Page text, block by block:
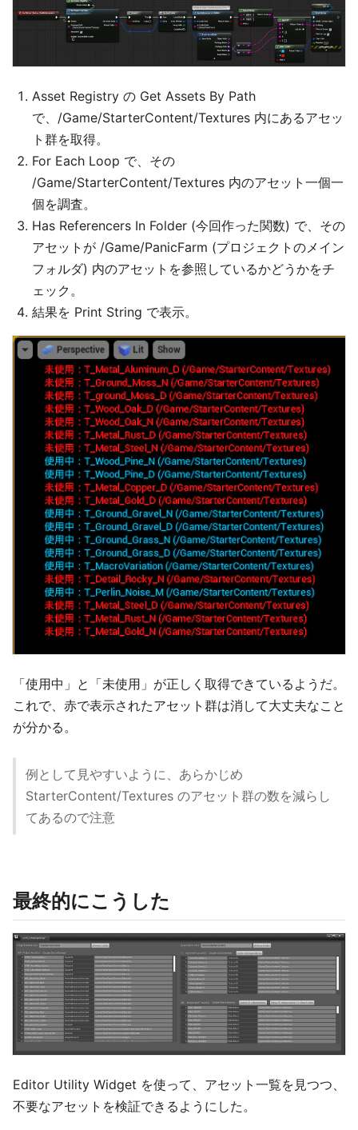
Asset Registry の Get Assets By Path
で、/Game/StarterContent/Textures 内にあるアセッ
ト群を取得。
For Each Loop で、その
/Game/StarterContent/Textures 内のアセット一個一
個を調査。
Has Referencers In Folder (今回作った関数) で、その
アセットが /Game/PanicFarm (プロジェクトのメイン
フォルダ) 内のアセットを参照しているかどうかをチ
ェック。
結果を Print String で表示。
「使用中」と「未使用」が正しく取得できているようだ。
これで、赤で表示されたアセット群は消して大丈夫なこと
が分かる。
例として見やすいように、あらかじめ
StarterContent/Textures のアセット群の数を減らし
てあるので注意
最終的にこうした
Editor Utility Widget を使って、アセット一覧を見つつ、
不要なアセットを検証できるようにした。